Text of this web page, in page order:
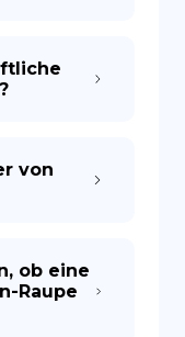
von
ob eine
Raupe